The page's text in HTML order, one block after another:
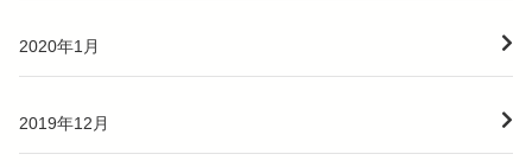
2020年1月
2019年12月